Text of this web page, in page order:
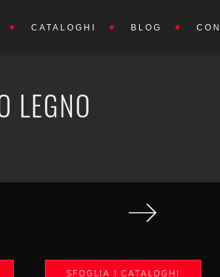
CATALOGHI BLOG
LEGNO
SFOGLIA I CATALOGHI